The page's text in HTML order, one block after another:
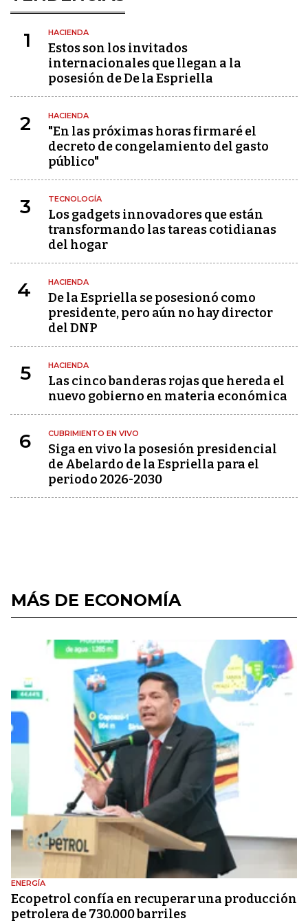
1 HACIENDA
Estos son los invitados
internacionales que llegan a la
posesión de De la Espriella
2 HACIENDA
"En las próximas horas firmaré el
decreto de congelamiento del gasto
público"
3 TECNOLOGÍA
Los gadgets innovadores que están
transformando las tareas cotidianas
del hogar
4 HACIENDA
De la Espriella se posesionó como
presidente, pero aún no hay director
del DNP
5 HACIENDA
Las cinco banderas rojas que hereda el
nuevo gobierno en materia económica
6 CUBRIMIENTO EN VIVO
Siga en vivo la posesión presidencial
de Abelardo de la Espriella para el
periodo 2026-2030
MÁS DE ECONOMÍA
ENERGÍA
Ecopetrol confía en recuperar una producción
petrolera de 730.000 barriles